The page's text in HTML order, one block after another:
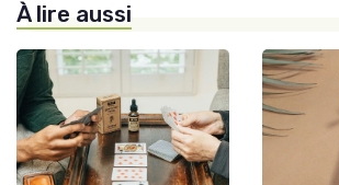
À lire aussi